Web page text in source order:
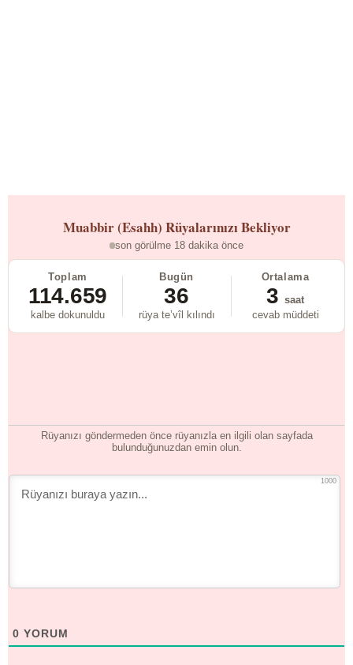
Muabbir (Esahh) Rüyalarınızı Bekliyor
son görülme 18 dakika önce
Toplam
114.659
kalbe dokunuldu
Bugün
36
rüya te’vîl kılındı
Ortalama
3 saat
cevab müddeti
Rüyanızı göndermeden önce rüyanızla en ilgili olan sayfada
bulunduğunuzdan emin olun.
1000
0 YORUM